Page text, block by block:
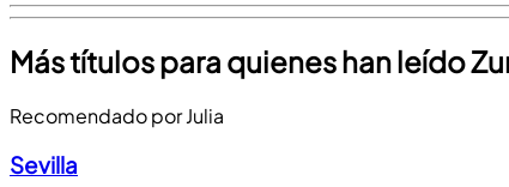
Más títulos para quienes han leído
Recomendado por Julia
Sevilla